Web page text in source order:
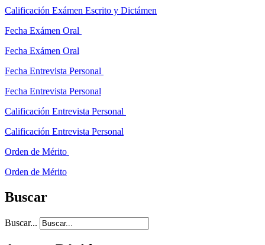
Calificación Exámen Escrito y Dictámen
Fecha Exámen Oral
Fecha Exámen Oral
Fecha Entrevista Personal
Fecha Entrevista Personal
Calificación Entrevista Personal
Calificación Entrevista Personal
Orden de Mérito
Orden de Mérito
Buscar
Buscar...